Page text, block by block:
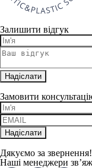
Залишити відгук
Замовити
Дякуємо за звернення!
Наші менеджери